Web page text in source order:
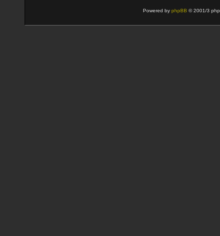
Powered by phpBB © 2001/3